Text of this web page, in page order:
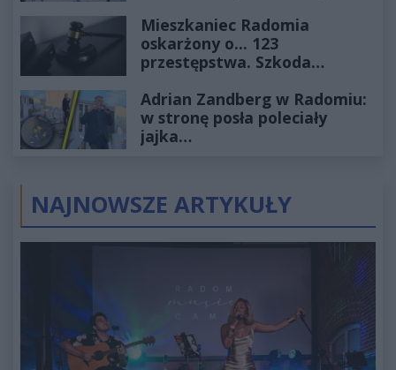
Mieszkaniec Radomia
oskarżony o... 123
przestępstwa. Szkoda
złotych
Adrian Zandberg w Radomiu:
w stronę posła poleciały
jajka…
NAJNOWSZE ARTYKUŁY